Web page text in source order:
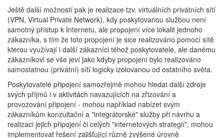
Ještě další možností pak je realizace tzv. virtuálních privátních sítí
(VPN, Virtual Private Network), kdy poskytovanou službou není
samotný přístup k Internetu, ale propojení více lokalit jednoho
zákazníka, s tím že toto propojení je sice realizováno pomocí sítě
kterou využívají i další zákazníci téhož poskytovatele, ale danému
zákazníkovi se vše jeví jako kdyby propojení bylo realizováno
samostatnou (privátní) sítí logicky izolovanou od ostatního světa.
Poskytovatelé připojení samozřejmě mohou hledat další zdroje
svých příjmů i v aktivitách navazujících na zřizování a
provozování připojení - mohou například nabízet svým
zákazníkům konzultační a "integrátorské" služby při návrhu a
realizaci jejich připojení či celých "internetových strategií", mohou
implementovat řešení zajišťující různě zvýšené úrovně